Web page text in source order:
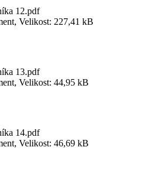
12.pdf
Velikost: 227,41 kB
13.pdf
Velikost: 44,95 kB
14.pdf
Velikost: 46,69 kB